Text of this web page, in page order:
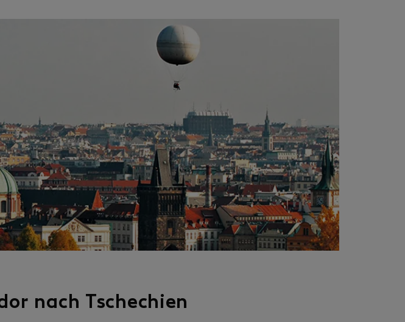
nach Tschechien